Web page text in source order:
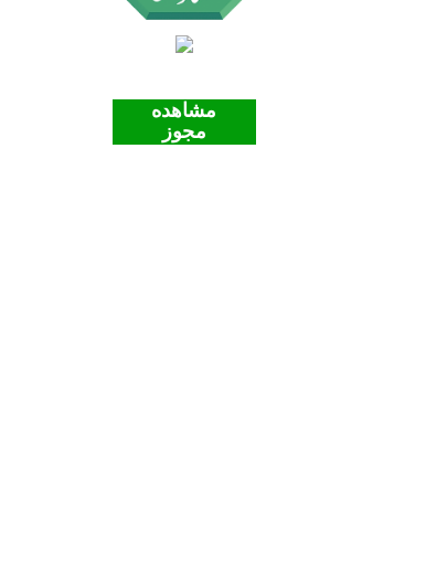
مشاهده
مجوز